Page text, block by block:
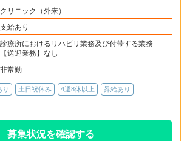
クリニック（外来）
支給あり
診療所におけるリハビリ業務及び付帯する業務
【送迎業務】なし
非常勤
り 土日祝休み 4週8休以上 昇給あり
募集状況を確認する